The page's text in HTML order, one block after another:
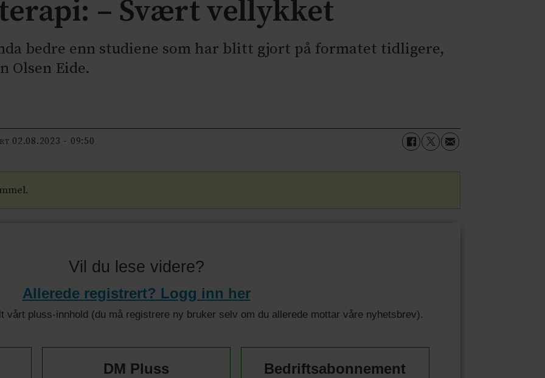
– Svært vellykket
bedre enn studiene som har blitt gjort på formatet tidligere,
Olsen Eide.
02.08.2023 - 09:50
Vil du lese videre?
Allerede registrert? Logg inn her
vårt pluss-innhold (du må registrere ny bruker selv om du allerede mottar våre nyhetsbrev).
DM Pluss Bedriftsabonnement